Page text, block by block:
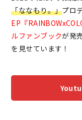
「ななもり。」プロ
EP『
ルファンブックが発
を見せています！